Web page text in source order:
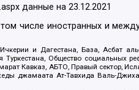
данные на23.12.2021
числе иностранных и
и Дагестана, База, Асбат
Туркестана, Общество
Кавказ, АБТО, Правый сектор,
джамаата Ат-Тавхида Валь-